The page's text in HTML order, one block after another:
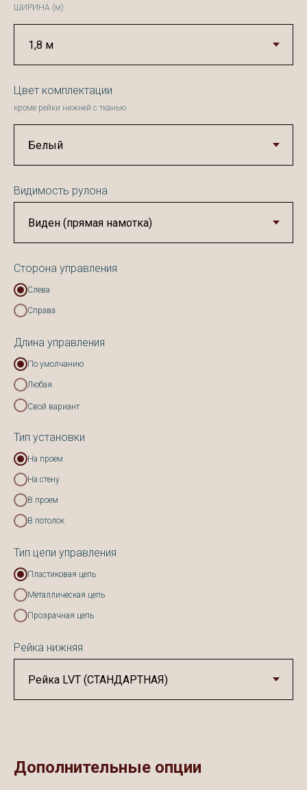
ШИРИНА (м)
Цвет комплектации
кроме рейки нижней с тканью
Видимость рулона
Сторона управления
Слева
Справа
Длина управления
По умолчанию
Любая
Свой вариант
Тип установки
На проем
На стену
В проем
В потолок
Тип цепи управления
Пластиковая цепь
Металлическая цепь
Прозрачная цепь
Рейка нижняя
Дополнительные опции